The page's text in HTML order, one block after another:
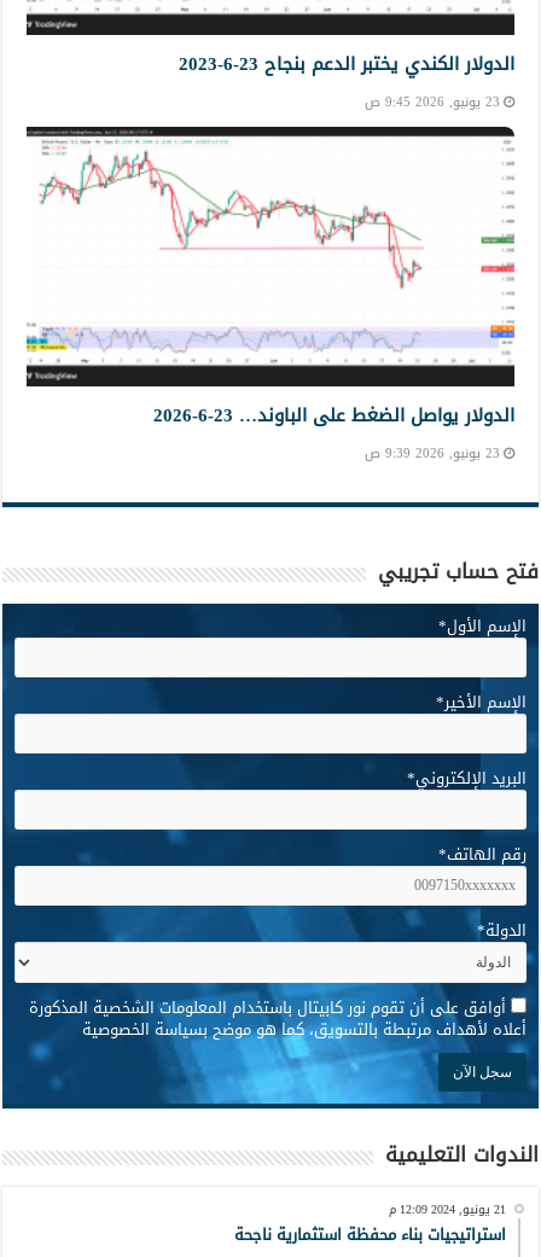
الدولار الكندي يختبر الدعم بنجاح 23-6-2023
23 يونيو, 2026 9:45 ص
الدولار يواصل الضغط على الباوند… 23-6-2026
23 يونيو, 2026 9:39 ص
فتح حساب تجريبي
الإسم الأول*
الإسم الأخير*
البريد الإلكتروني*
رقم الهاتف*
الدولة*
* أوافق على أن تقوم نور كابيتال باستخدام المعلومات الشخصية المذكورة
أعلاه لأهداف مرتبطة بالتسويق، كما هو موضح بسياسة الخصوصية
الندوات التعليمية
21 يونيو, 2024 12:09 م
استراتيجيات بناء محفظة استثمارية ناجحة